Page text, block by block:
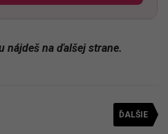
nájdeš na ďalšej strane.
ĎALŠIE